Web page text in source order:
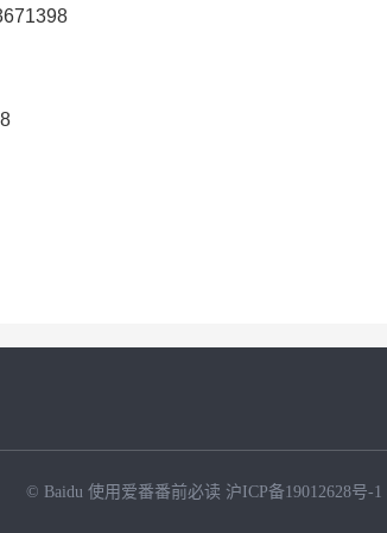
雨，01053671398
© Baidu 使用爱番番前必读 沪ICP备19012628号-1